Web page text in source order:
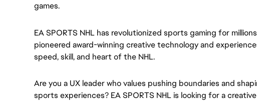
games.
EA SPORTS NHL has revolutionized sports gaming for
pioneered award-winning creative technology and
speed, skill, and heart of the NHL.
Are you a UX leader who values pushing boundaries and
sports experiences? EA SPORTS NHL is looking for a